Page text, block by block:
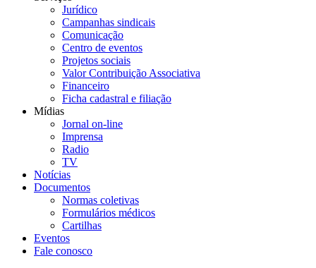
Jurídico
Campanhas sindicais
Comunicação
Centro de eventos
Projetos sociais
Valor Contribuição Associativa
Financeiro
Ficha cadastral e filiação
Mídias
Jornal on-line
Imprensa
Radio
TV
Notícias
Documentos
Normas coletivas
Formulários médicos
Cartilhas
Eventos
Fale conosco